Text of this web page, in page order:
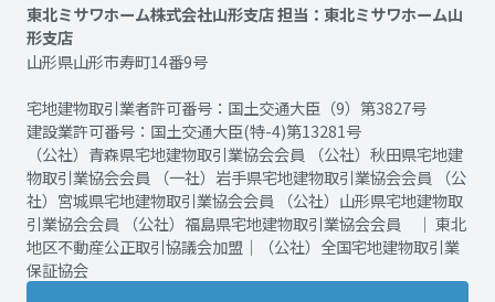
東北ミサワホーム株式会社山形支店 担当：東北ミサワホーム山
形支店
山形県山形市寿町14番9号
宅地建物取引業者許可番号：国土交通大臣（9）第3827号
建設業許可番号：国土交通大臣(特-4)第13281号
（公社）青森県宅地建物取引業協会会員 （公社）秋田県宅地建
物取引業協会会員 （一社）岩手県宅地建物取引業協会会員 （公
社）宮城県宅地建物取引業協会会員 （公社）山形県宅地建物取
引業協会会員 （公社）福島県宅地建物取引業協会会員 ｜ 東北
地区不動産公正取引協議会加盟｜（公社）全国宅地建物取引業
保証協会